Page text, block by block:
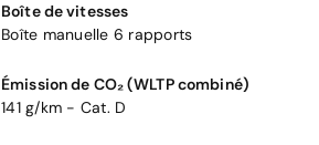
Boîte de vitesses
Boîte manuelle 6 rapports
Émission de CO₂ (WLTP combiné)
141 g/km - Cat. D